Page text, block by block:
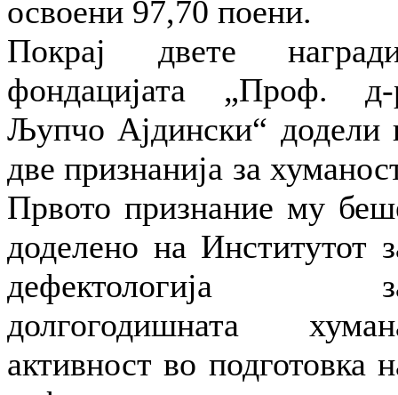
освоени 97,70 поени.
Покрај двете
фондацијата „Проф. д-
Љупчо Ајдински“ додели
две признанија за
Првото признание му
доделено на Институтот
дефектологија
долгогодишната
активност во подготовка